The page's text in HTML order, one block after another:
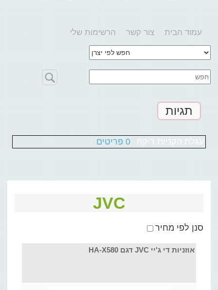
הרשימות שלי עמוד הבית צור קשר
תגיות
עגלת הקניות ריקה 0 פריטים
JVC
סנן לפי מחיר
אוזניות די ג'יי JVC דגם HA-X580